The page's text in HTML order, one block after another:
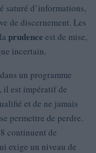
saturé d’informations,
de discernement. Les
prudence est de mise,
incertain.
un programme
il est impératif de
et de ne jamais
permettre de perdre.
continuent de
exige un niveau de